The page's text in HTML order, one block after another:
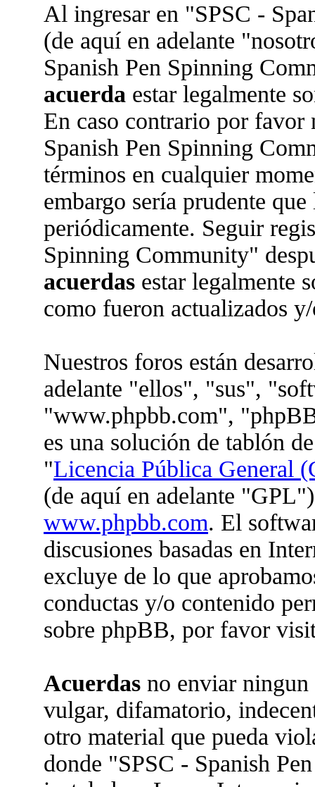
Al ingresar en "SPSC -
(de aquí en adelante
Spanish Pen Spinning
acuerda estar legalmente
En caso contrario por favor
Spanish Pen Spinning
términos en cualquier
embargo sería prudente
periódicamente. Seguir
Spinning Community"
acuerdas estar legalmente
como fueron actualizados
Nuestros foros están
adelante "ellos", "sus",
"www.phpbb.com",
es una solución de tablón
"Licencia Pública General
(de aquí en adelante
www.phpbb.com. El
discusiones basadas en
excluye de lo que
conductas y/o contenido
sobre phpBB, por favor
Acuerdas no enviar ningun
vulgar, difamatorio,
otro material que pueda
donde "SPSC - Spanish